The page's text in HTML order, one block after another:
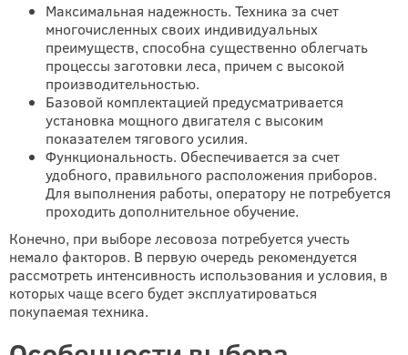
Максимальная надежность. Техника за счет
многочисленных своих индивидуальных
преимуществ, способна существенно облегчать
процессы заготовки леса, причем с высокой
производительностью.
Базовой комплектацией предусматривается
установка мощного двигателя с высоким
показателем тягового усилия.
Функциональность. Обеспечивается за счет
удобного, правильного расположения приборов.
Для выполнения работы, оператору не потребуется
проходить дополнительное обучение.
Конечно, при выборе лесовоза потребуется учесть
немало факторов. В первую очередь рекомендуется
рассмотреть интенсивность использования и условия, в
которых чаще всего будет эксплуатироваться
покупаемая техника.